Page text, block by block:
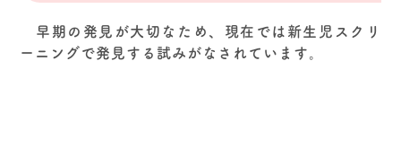
早期の発見が大切なため、現在では新生児スクリ
ーニングで発見する試みがなされています。